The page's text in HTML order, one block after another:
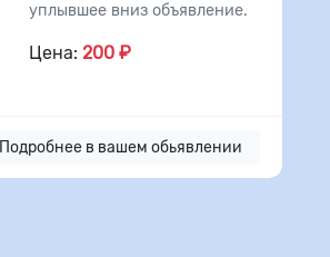
уплывшее вниз объявление.
Цена: 200 ₽
Подробнее в вашем обьявлении